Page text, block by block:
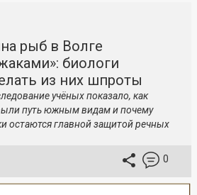
рыб в Волге
биологи
из них шпроты
учёных показало, как
путь южным видам и почему
остаются главной защитой речных
0